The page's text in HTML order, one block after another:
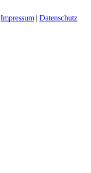
Impressum | Datenschutz